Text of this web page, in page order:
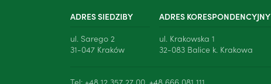
ADRES SIEDZIBY
ul. Sarego 2
31-047 Kraków
ADRES KORESPONDENCYJNY
ul. Krakowska 1
32-083 Balice k. Krakowa
Tel: +48 12 357 27 00, +48 666 081 111